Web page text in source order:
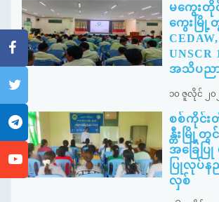
မကွေးတို
ကွေးမြို့တွ
UNSCR
အသိပည
၁၀ ဇူလိုင် ၂၀
စစ်ကိုင်း
န္တီးမြို့တွ
အခြေပြု
ပြုလုပ်န
လှစ်